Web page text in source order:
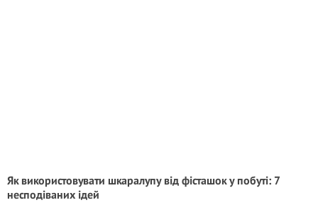
Як використовувати шкаралупу від фісташок у побуті: 7
несподіваних ідей